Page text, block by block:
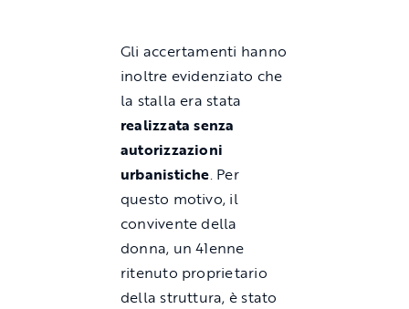
Gli accertamenti hanno
inoltre evidenziato che
la stalla era stata
realizzata senza
autorizzazioni
urbanistiche. Per
questo motivo, il
convivente della
donna, un 41enne
ritenuto proprietario
della struttura, è stato